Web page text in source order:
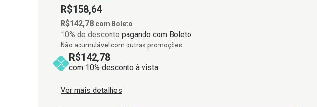
R$158,64
R$142,78 com Boleto
10% de desconto pagando com Boleto
Não acumulável com outras promoções
R$142,78
com 10% desconto à vista
Ver mais detalhes